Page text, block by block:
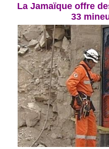
La Jamaïque offre
33